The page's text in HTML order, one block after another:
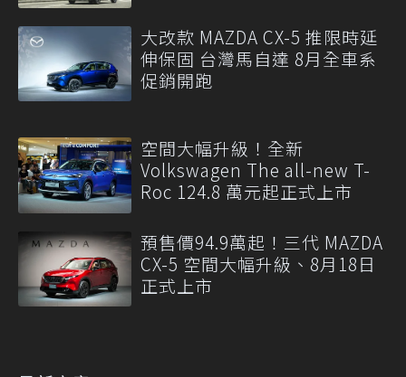
大改款 MAZDA CX-5 推限時延
伸保固 台灣馬自達 8月全車系
促銷開跑
空間大幅升級！全新
Volkswagen The all-new T-
Roc 124.8 萬元起正式上市
預售價94.9萬起！三代 MAZDA
CX-5 空間大幅升級、8月18日
正式上市